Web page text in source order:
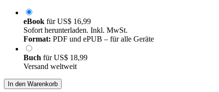
eBook fürUS$ 16,99
Sofort herunterladen. Inkl. MwSt.
Format: PDF und ePUB – für alle Geräte
Buch fürUS$ 18,99
Versand weltweit
In den Warenkorb